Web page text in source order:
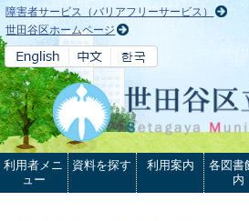
本文へ
障害者サービス（バリアフリーサービス）
世田谷区ホームページ
利用者メニ
ュー
資料を探す 利用案内
各図書
内